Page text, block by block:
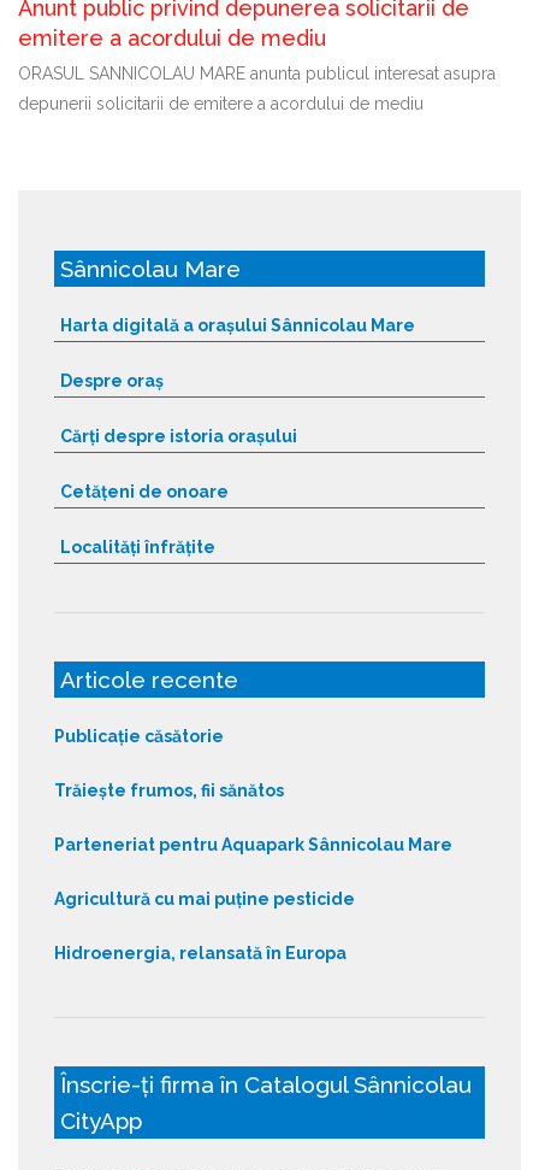
Anunt public privind depunerea solicitarii de
emitere a acordului de mediu
ORASUL SANNICOLAU MARE anunta publicul interesat asupra
depunerii solicitarii de emitere a acordului de mediu
Sânnicolau Mare
Harta digitală a orașului Sânnicolau Mare
Despre oraș
Cărți despre istoria orașului
Cetățeni de onoare
Localități înfrățite
Articole recente
Publicație căsătorie
Trăiește frumos, fii sănătos
Parteneriat pentru Aquapark Sânnicolau Mare
Agricultură cu mai puține pesticide
Hidroenergia, relansată în Europa
Înscrie-ți firma în Catalogul Sânnicolau
CityApp